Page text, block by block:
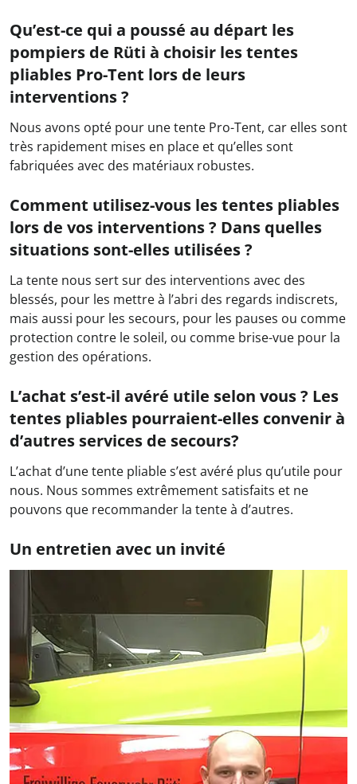
Qu’est-ce qui a poussé au départ les
pompiers de Rüti à choisir les tentes
pliables Pro-Tent lors de leurs
interventions ?
Nous avons opté pour une tente Pro-Tent, car elles sont
très rapidement mises en place et qu’elles sont
fabriquées avec des matériaux robustes.
Comment utilisez-vous les tentes pliables
lors de vos interventions ? Dans quelles
situations sont-elles utilisées ?
La tente nous sert sur des interventions avec des
blessés, pour les mettre à l’abri des regards indiscrets,
mais aussi pour les secours, pour les pauses ou comme
protection contre le soleil, ou comme brise-vue pour la
gestion des opérations.
L’achat s’est-il avéré utile selon vous ? Les
tentes pliables pourraient-elles convenir à
d’autres services de secours?
L’achat d’une tente pliable s’est avéré plus qu’utile pour
nous. Nous sommes extrêmement satisfaits et ne
pouvons que recommander la tente à d’autres.
Un entretien avec un invité